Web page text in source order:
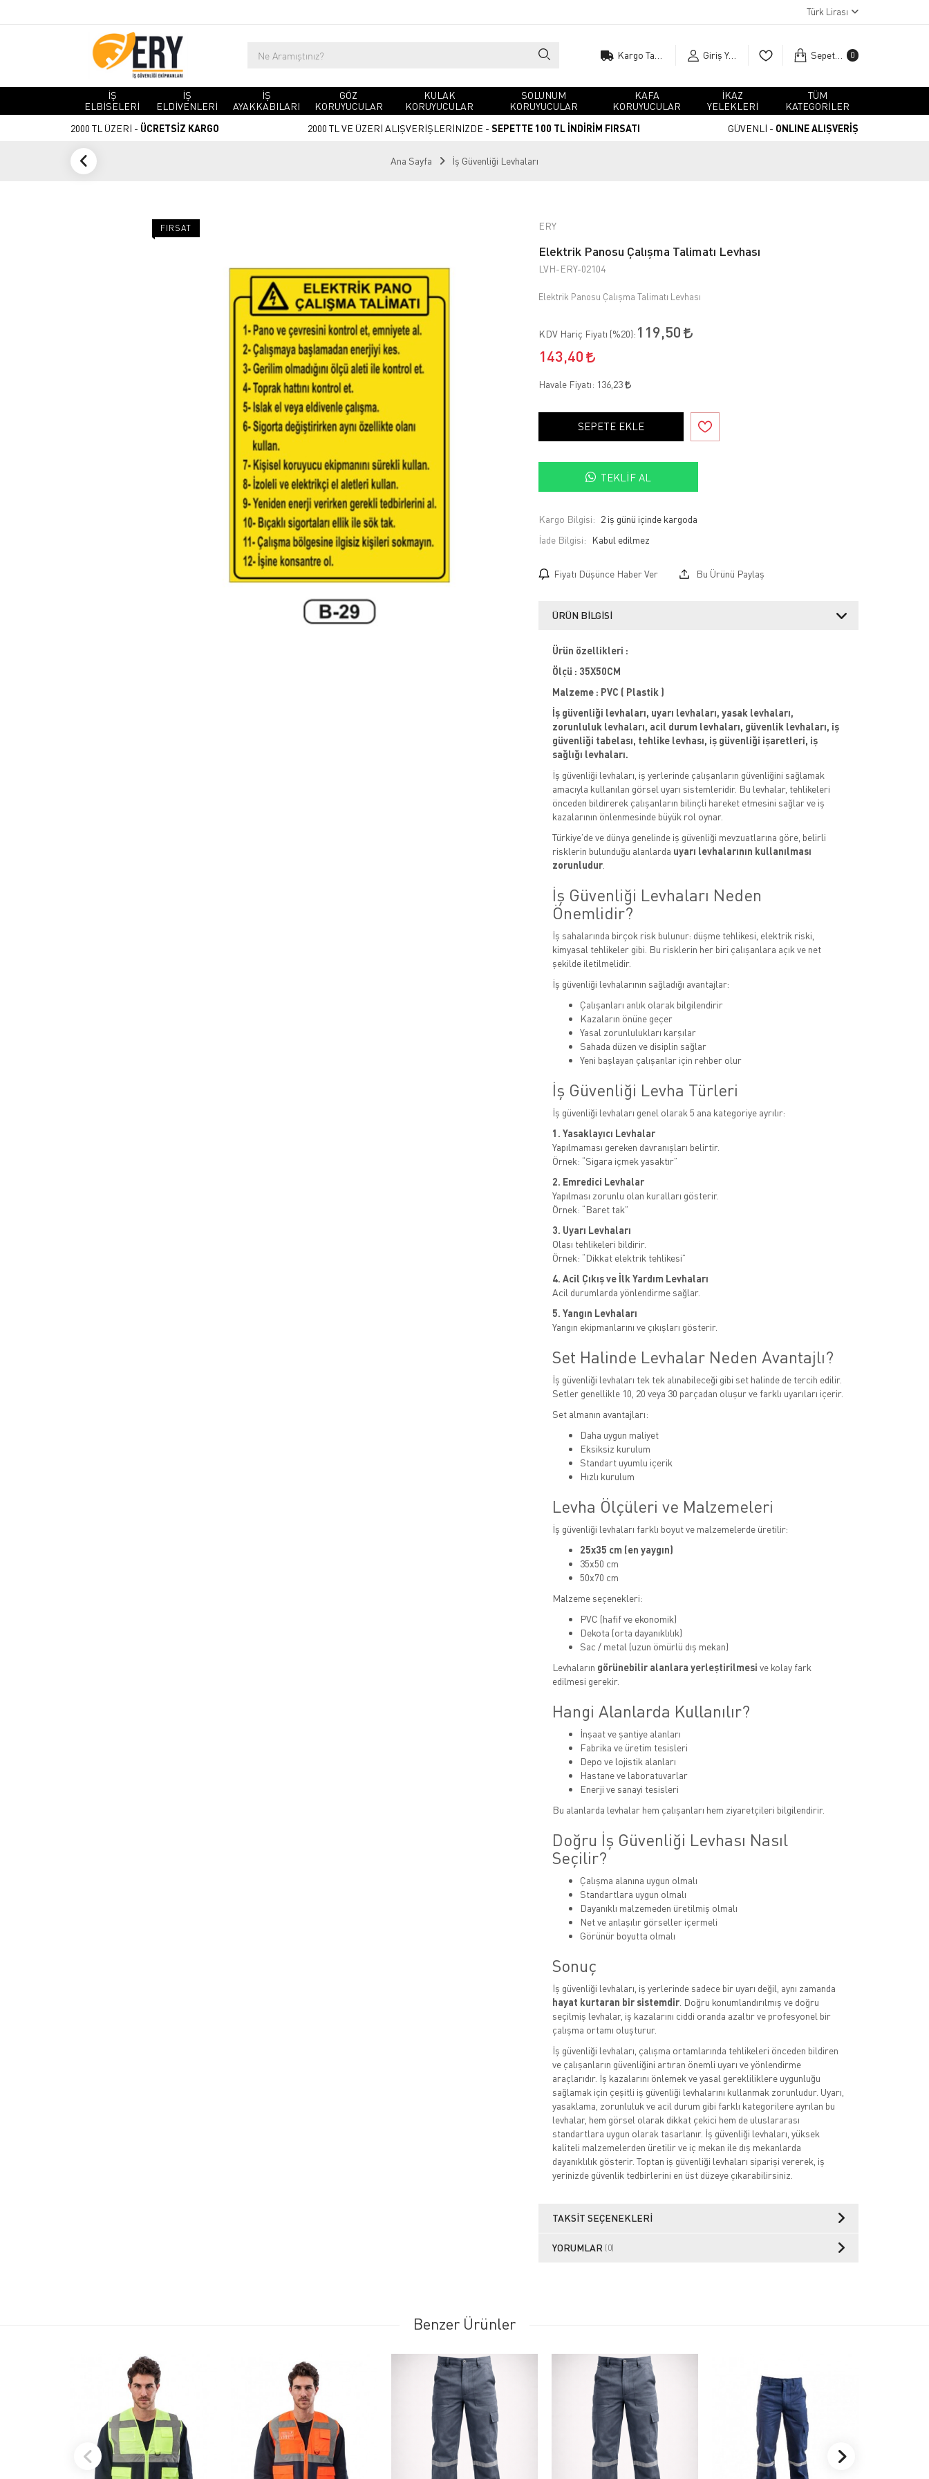
Türk Lirası
Giriş Yap Sepetim 0
İŞ
ELBİSELERİ
İŞ
ELDİVENLERİ
İŞ
AYAKKABILARI
GÖZ
KORUYUCULAR
KULAK
KORUYUCULAR
SOLUNUM
KORUYUCULAR
KAFA
KORUYUCULAR
İKAZ
YELEKLERİ
TÜM
KATEGORİLER
2000 TL ÜZERİ - ÜCRETSİZ KARGO 2000 TL VE ÜZERİ ALIŞVERİŞLERİNİZDE - SEPETTE 100 TL İNDİRİM FIRSATI GÜVENLİ - ONLINE ALIŞVERİŞ
Ana Sayfa İş Güvenliği Levhaları
FIRSAT ERY
Elektrik Panosu Çalışma Talimatı Levhası
LVH-ERY-02104
Elektrik Panosu Çalışma Talimatı Levhası
KDV Hariç Fiyatı (%20): 119,50
143,40
Havale Fiyatı: 136,23
SEPETE EKLE
TEKLIF AL
Kargo Bilgisi: 2 iş günü içinde kargoda
İade Bilgisi:
Fiyatı Düşünce Haber Ver Bu Ürünü Paylaş
ÜRÜN BILGISI
Ürün özellikleri :
Ölçü : 35X50CM
Malzeme : PVC ( Plastik )
İş güvenliği levhaları, uyarı levhaları, yasak levhaları,
zorunluluk levhaları, acil durum levhaları, güvenlik levhaları, iş
güvenliği tabelası, tehlike levhası, iş güvenliği işaretleri, iş
sağlığı levhaları.
İş güvenliği levhaları, iş yerlerinde çalışanların güvenliğini sağlamak
amacıyla kullanılan görsel uyarı sistemleridir. Bu levhalar, tehlikeleri
önceden bildirerek çalışanların bilinçli hareket etmesini sağlar ve iş
kazalarının önlenmesinde büyük rol oynar.
Türkiye’de ve dünya genelinde iş güvenliği mevzuatlarına göre, belirli
risklerin bulunduğu alanlarda uyarı levhalarının kullanılması
zorunludur.
İş Güvenliği Levhaları Neden
Önemlidir?
İş sahalarında birçok risk bulunur: düşme tehlikesi, elektrik riski,
kimyasal tehlikeler gibi. Bu risklerin her biri çalışanlara açık ve net
şekilde iletilmelidir.
İş güvenliği levhalarının sağladığı avantajlar:
Çalışanları anlık olarak bilgilendirir
Kazaların önüne geçer
Yasal zorunlulukları karşılar
Sahada düzen ve disiplin sağlar
Yeni başlayan çalışanlar için rehber olur
İş Güvenliği Levha Türleri
İş güvenliği levhaları genel olarak 5 ana kategoriye ayrılır:
1. Yasaklayıcı Levhalar
Yapılmaması gereken davranışları belirtir.
Örnek: “Sigara içmek yasaktır”
2. Emredici Levhalar
Yapılması zorunlu olan kuralları gösterir.
Örnek: “Baret tak”
3. Uyarı Levhaları
Olası tehlikeleri bildirir.
Örnek: “Dikkat elektrik tehlikesi”
4. Acil Çıkış ve İlk Yardım Levhaları
Acil durumlarda yönlendirme sağlar.
5. Yangın Levhaları
Yangın ekipmanlarını ve çıkışları gösterir.
Set Halinde Levhalar Neden Avantajlı?
İş güvenliği levhaları tek tek alınabileceği gibi set halinde de tercih edilir.
Setler genellikle 10, 20 veya 30 parçadan oluşur ve farklı uyarıları içerir.
Set almanın avantajları:
Daha uygun maliyet
Eksiksiz kurulum
Standart uyumlu içerik
Hızlı kurulum
Levha Ölçüleri ve Malzemeleri
İş güvenliği levhaları farklı boyut ve malzemelerde üretilir:
25x35 cm (en yaygın)
35x50 cm
50x70 cm
Malzeme seçenekleri:
PVC (hafif ve ekonomik)
Dekota (orta dayanıklılık)
Sac / metal (uzun ömürlü dış mekan)
Levhaların görünebilir alanlara yerleştirilmesi ve kolay fark
edilmesi gerekir.
Hangi Alanlarda Kullanılır?
İnşaat ve şantiye alanları
Fabrika ve üretim tesisleri
Depo ve lojistik alanları
Hastane ve laboratuvarlar
Enerji ve sanayi tesisleri
Bu alanlarda levhalar hem çalışanları hem ziyaretçileri bilgilendirir.
Doğru İş Güvenliği Levhası Nasıl
Seçilir?
Çalışma alanına uygun olmalı
Standartlara uygun olmalı
Dayanıklı malzemeden üretilmiş olmalı
Net ve anlaşılır görseller içermeli
Görünür boyutta olmalı
Sonuç
İş güvenliği levhaları, iş yerlerinde sadece bir uyarı değil, aynı zamanda
hayat kurtaran bir sistemdir. Doğru konumlandırılmış ve doğru
seçilmiş levhalar, iş kazalarını ciddi oranda azaltır ve profesyonel bir
çalışma ortamı oluşturur.
İş güvenliği levhaları, çalışma ortamlarında tehlikeleri önceden bildiren
ve çalışanların güvenliğini artıran önemli uyarı ve yönlendirme
araçlarıdır. İş kazalarını önlemek ve yasal gerekliliklere uygunluğu
sağlamak için çeşitli iş güvenliği levhalarını kullanmak zorunludur. Uyarı,
yasaklama, zorunluluk ve acil durum gibi farklı kategorilere ayrılan bu
levhalar, hem görsel olarak dikkat çekici hem de uluslararası
standartlara uygun olarak tasarlanır. İş güvenliği levhaları, yüksek
kaliteli malzemelerden üretilir ve iç mekan ile dış mekanlarda
dayanıklılık gösterir. Toptan iş güvenliği levhaları siparişi vererek, iş
yerinizde güvenlik tedbirlerini en üst düzeye çıkarabilirsiniz.
TAKSIT SEÇENEKLERI
YORUMLAR (0)
Benzer Ürünler